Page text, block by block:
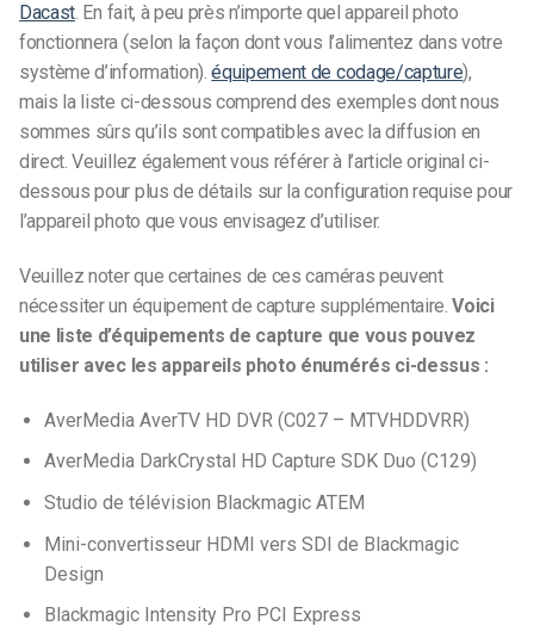
Dacast. En fait, à peu près n’importe quel appareil photo
fonctionnera (selon la façon dont vous l’alimentez dans votre
système d’information).équipement de codage/capture),
mais la liste ci-dessous comprend des exemples dont nous
sommes sûrs qu’ils sont compatibles avec la diffusion en
direct. Veuillez également vous référer à l’article original ci-
dessous pour plus de détails sur la configuration requise pour
l’appareil photo que vous envisagez d’utiliser.
Veuillez noter que certaines de ces caméras peuvent
nécessiter un équipement de capture supplémentaire.Voici
une liste d’équipements de capture que vous pouvez
utiliser avec les appareils photo énumérés ci-dessus :
AverMedia AverTV HD DVR (C027 – MTVHDDVRR)
AverMedia DarkCrystal HD Capture SDK Duo (C129)
Studio de télévision Blackmagic ATEM
Mini-convertisseur HDMI vers SDI de Blackmagic
Design
Blackmagic Intensity Pro PCI Express